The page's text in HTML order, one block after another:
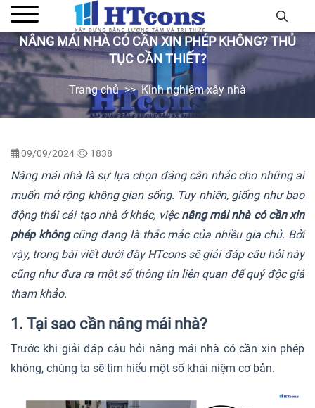
NÂNG MÁI NHÀ CÓ CẦN XIN PHÉP KHÔNG? THỦ
TỤC CẦN THIẾT?
Trang chủ Kinh nghiệm xây nhà
09/09/2024 1838
Nâng mái nhà là sự lựa chọn đáng cân nhắc cho những ai
muốn mở rộng không gian sống. Tuy nhiên, giống như bao
động thái cải tạo nhà ở khác, việcnâng mái nhà có cần xin
phép khôngcũng đang là thắc mắc của nhiều gia chủ. Bởi
vậy, trong bài viết dưới đây HTcons sẽ giải đáp câu hỏi này
cũng như đưa ra một số thông tin liên quan để quý độc giả
tham khảo.
1. Tại sao cần nâng mái nhà?
Trước khi giải đáp câu hỏi nâng mái nhà có cần xin phép
không, chúng ta sẽ tìm hiểu một số khái niệm cơ bản.